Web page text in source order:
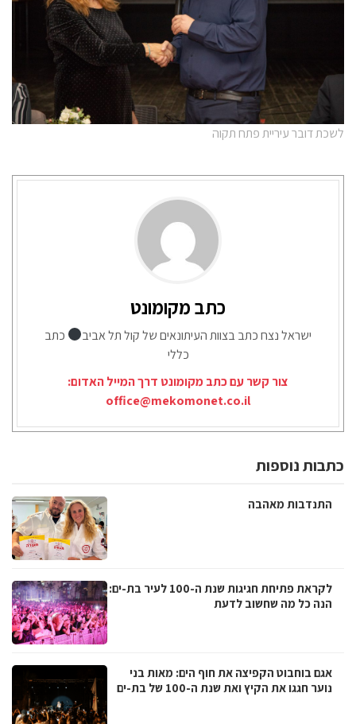
לשכת דובר עיריית פתח תקוה
כתב מקומונט
ישראל נצח כתב בצוות העיתונאים של קול תל אביב
כתב
כללי
צור קשר עם כתב מקומונט דרך המייל האדום:
office@mekomonet.co.il
כתבות נוספות
התנדבות מאהבה
לקראת פתיחת חגיגות שנת ה-100 לעיר בת-ים:
הנה כל מה שחשוב לדעת
אגם בוחבוט הקפיצה את חוף הים: מאות בני
נוער חגגו את הקיץ ואת שנת ה-100 של בת-ים